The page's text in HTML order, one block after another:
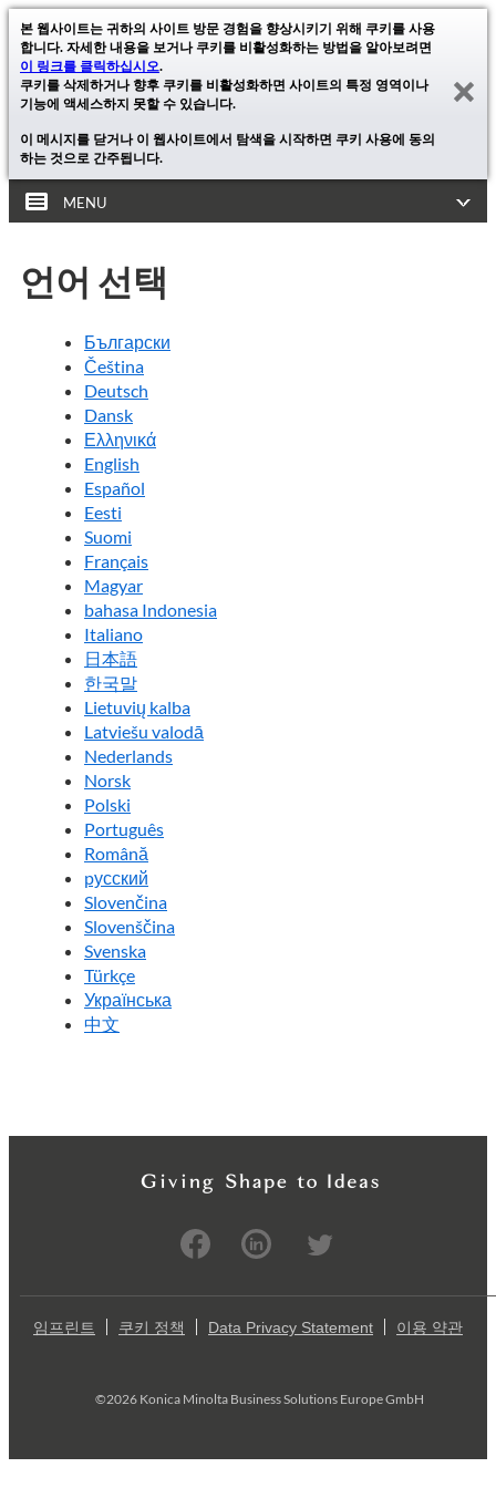
본 웹사이트는 귀하의 사이트 방문 경험을 향상시키기 위해 쿠키를 사용
합니다. 자세한 내용을 보거나 쿠키를 비활성화하는 방법을 알아보려면
이 링크를 클릭하십시오.
쿠키를 삭제하거나 향후 쿠키를 비활성화하면 사이트의 특정 영역이나
기능에 액세스하지 못할 수 있습니다.
이 메시지를 닫거나 이 웹사이트에서 탐색을 시작하면 쿠키 사용에 동의
하는 것으로 간주됩니다.
MENU
언어 선택
Български
Čeština
Deutsch
Dansk
Ελληνικά
English
Español
Eesti
Suomi
Français
Magyar
bahasa Indonesia
Italiano
日本語
한국말
Lietuvių kalba
Latviešu valodā
Nederlands
Norsk
Polski
Português
Română
pусский
Slovenčina
Slovenščina
Svenska
Türkçe
Українська
中文
임프린트 쿠키 정책 Data Privacy Statement 이용 약관
©2026 Konica Minolta Business Solutions Europe GmbH